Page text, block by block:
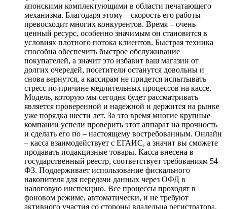
японскими комплектующими в области печатающего
механизма. Благодаря этому – скорость его работы
превосходит многих конкурентов. Время – очень
ценный ресурс, особенно значимым он становится в
условиях плотного потока клиентов. Быстрая техника
способна обеспечить быстрое обслуживание
покупателей, а значит это избавит ваш магазин от
долгих очередей, посетители останутся довольны и
снова вернутся, а кассирам не придется испытывать
стресс по причине медлительных процессов на кассе.
Модель, которую мы сегодня будет рассматривать
является проверенной и надежной и держится на рынке
уже порядка шести лет. За это время многие крупные
компании успели проверить этот аппарат на прочность
и сделать его по – настоящему востребованным. Онлайн
– касса взаимодействует с ЕГАИС, а значит вы сможете
продавать подакцизные товары. Касса внесена в
государственный реестр, соответствует требованиям 54
ФЗ. Поддерживает использование фискального
накопителя для передачи данных через ОФД в
налоговую инспекцию. Все процессы проходят в
фоновом режиме, автоматически, и не требуют
активного участия со стороны владельца регистратора.